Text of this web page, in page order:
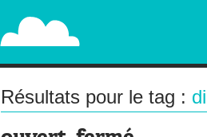
PAPERPLANE
STREET, AMBIENT, GUÉRILLA MARKETING
Résultats pour le tag :